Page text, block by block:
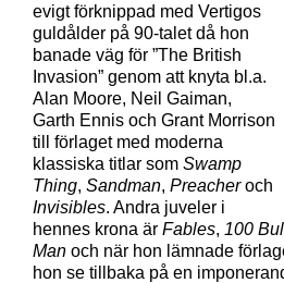
evigt förknippad med Vertigos
guldålder på 90-talet då hon
banade väg för ”The British
Invasion” genom att knyta bl.a.
Alan Moore, Neil Gaiman,
Garth Ennis och Grant Morrison
till förlaget med moderna
klassiska titlar som Swamp
Thing, Sandman, Preacheroch
Invisibles. Andra juveler i
hennes krona är Fables, 100
Man och när hon lämnade
hon se tillbaka på en